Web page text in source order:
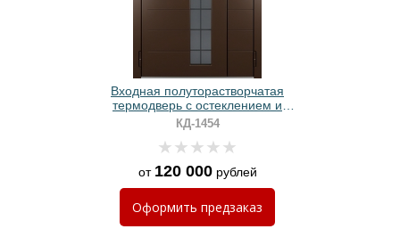
Входная полуторастворчатая
термодверь с остеклением и
панелями МДФ коричневого цвета
КД-1454
от 120 000рублей
Оформить предзаказ